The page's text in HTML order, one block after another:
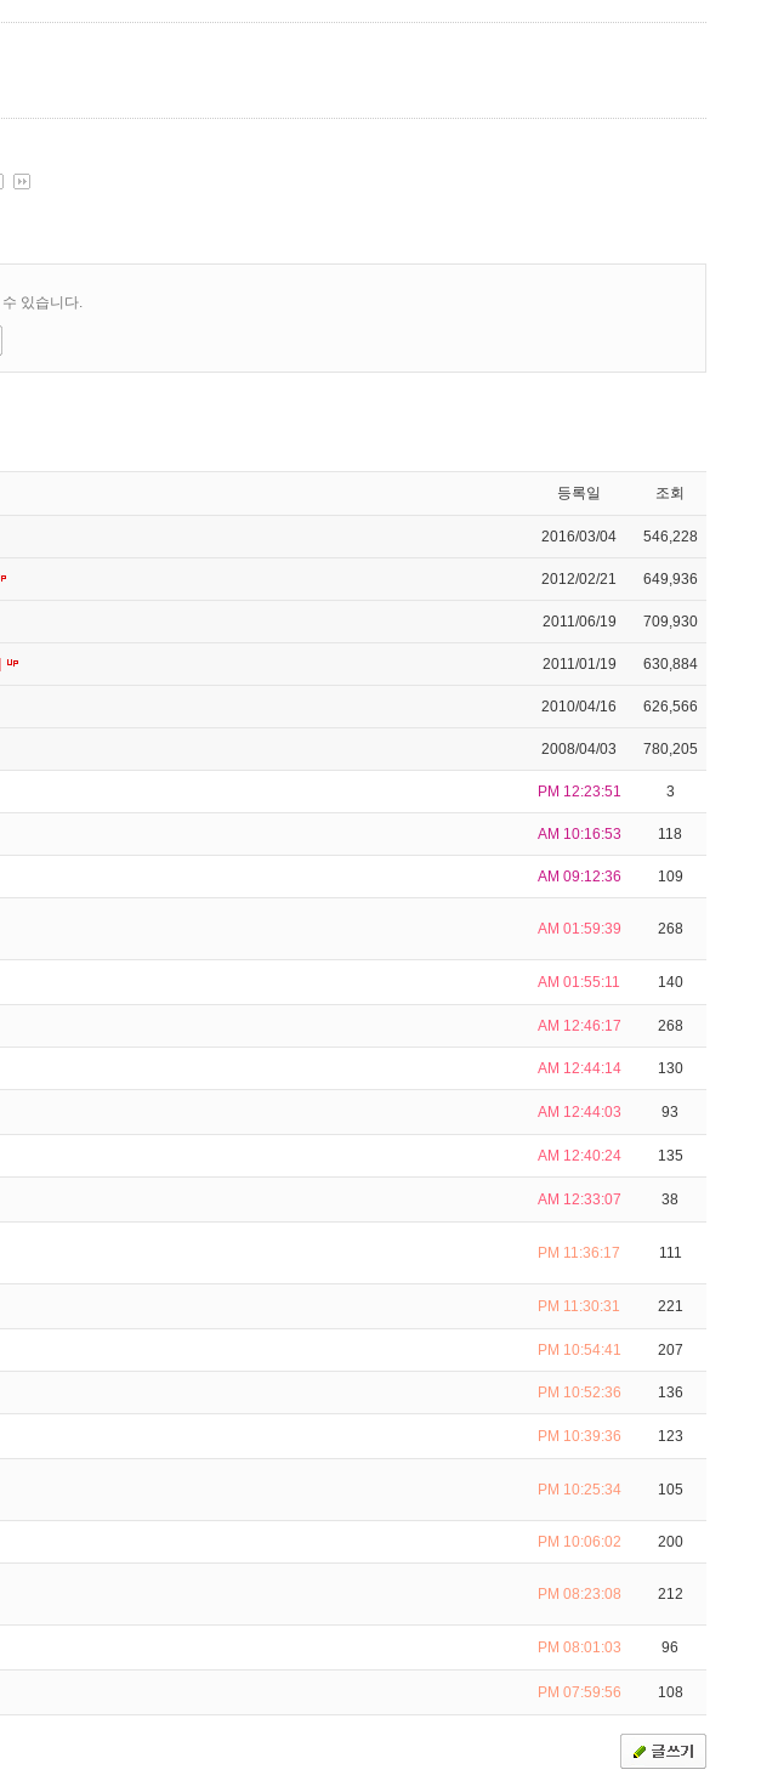
등록일 조회
2016/03/04 546,228
2012/02/21 649,936
2011/06/19 709,930
2011/01/19 630,884
2010/04/16 626,566
2008/04/03 780,205
PM 12:23:51 3
AM 10:16:53 118
AM 09:12:36 109
AM 01:59:39 268
AM 01:55:11 140
AM 12:46:17 268
AM 12:44:14 130
AM 12:44:03 93
AM 12:40:24 135
AM 12:33:07 38
PM 11:36:17 111
PM 11:30:31 221
PM 10:54:41 207
PM 10:52:36 136
PM 10:39:36 123
PM 10:25:34 105
PM 10:06:02 200
PM 08:23:08 212
PM 08:01:03 96
PM 07:59:56 108